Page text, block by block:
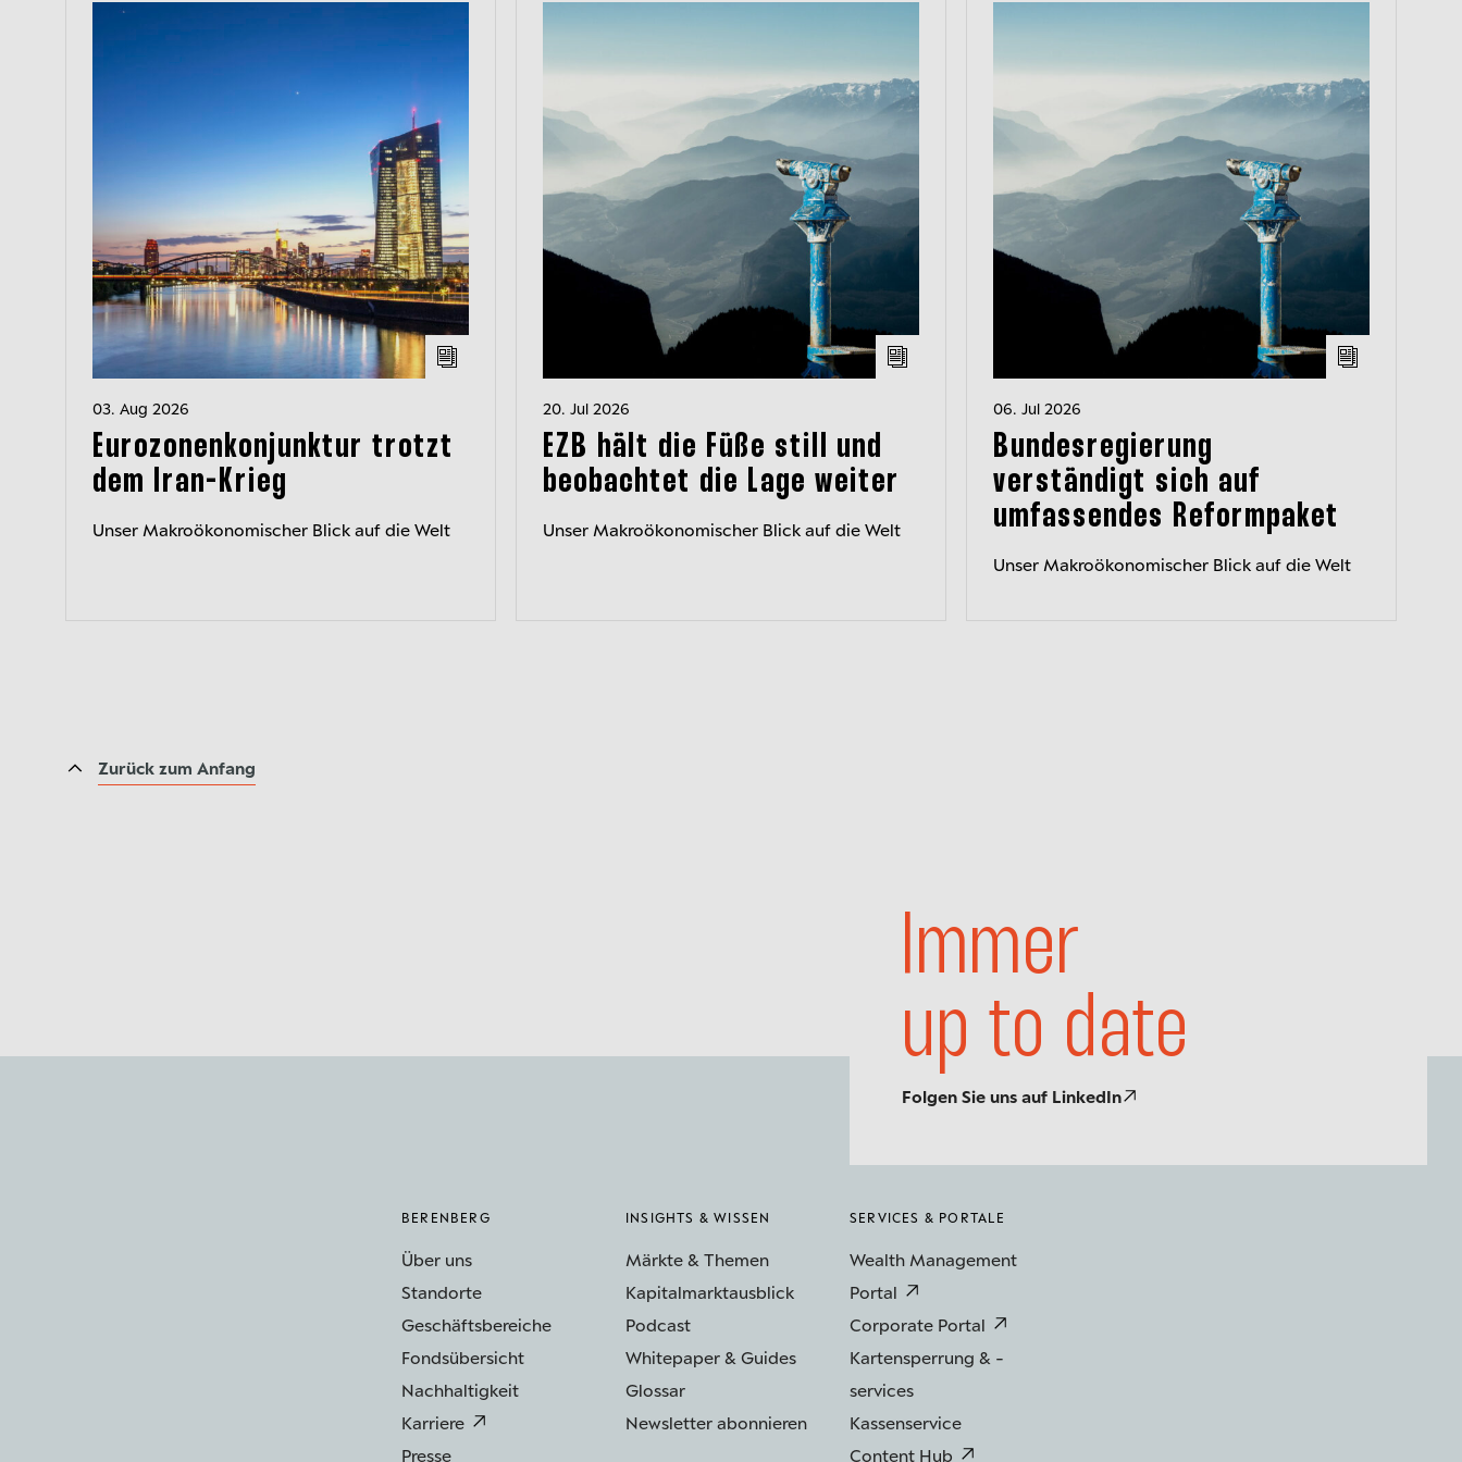
03. Aug 2026
Eurozonenkonjunktur trotzt
dem Iran-Krieg
Unser Makroökonomischer Blick auf die Welt
20. Jul 2026
EZB hält die Füße still und
beobachtet die Lage weiter
Unser Makroökonomischer Blick auf die Welt
06. Jul 2026
Bundesregierung
verständigt sich auf
umfassendes Reformpaket
Unser Makroökonomischer Blick auf die Welt
Immer
up to date
Folgen Sie uns auf LinkedIn
Zurück zum Anfang
BERENBERG
Über uns
Standorte
Geschäftsbereiche
Fondsübersicht
Nachhaltigkeit
Karriere
Presse
INSIGHTS & WISSEN
Märkte & Themen
Kapitalmarktausblick
Podcast
Whitepaper & Guides
Glossar
Newsletter abonnieren
SERVICES & PORTALE
Wealth Management
Portal
Corporate Portal
Kartensperrung & -
services
Kassenservice
Content Hub